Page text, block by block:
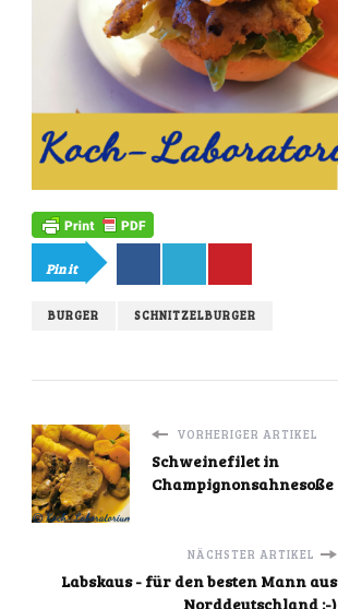
Pin it
BURGER SCHNITZELBURGER
VORHERIGER ARTIKEL
Schweinefilet in
Champignonsahnesoße
NÄCHSTER ARTIKEL
Labskaus - für den besten Mann aus
Norddeutschland :-)